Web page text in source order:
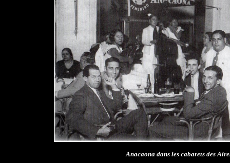
Anacaona dans les cabarets des